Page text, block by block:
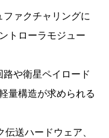
ファクチャリングに
トローラモジュー
路や衛星ペイロード
量構造が求められる
送ハードウェア、